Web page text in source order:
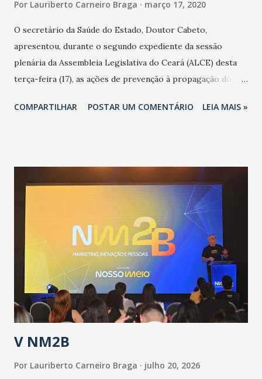
Por Lauriberto Carneiro Braga março 17, 2020
O secretário da Saúde do Estado, Doutor Cabeto,
apresentou, durante o segundo expediente da sessão
plenária da Assembleia Legislativa do Ceará (ALCE) desta
terça-feira (17), as ações de prevenção à propagação do
adotadas pelo Governo do Estado na contenção da
população suspeita e de cuidados com os ambientes
públicos e domiciliares. “Nós não estamos vivendo uma
epidemia comum, como temos em todos os anos, com
aumento de casos de dengue, influenza ou H1N1. Trata-se
de uma epidemia com um vírus diferente, com um poder de
contaminação maior que outros coronavírus”, apontou o
secretário. Segundo ele, é uma epidemia com chance de
contaminação alta, podendo gerar um grande risco à
população e ao sistema de saúde. “Precisamos saber fazer a
estratificação do risco da doença, para não so...
COMPARTILHAR POSTAR UM COMENTÁRIO LEIA MAIS »
V NM2B
Por Lauriberto Carneiro Braga julho 20, 2026